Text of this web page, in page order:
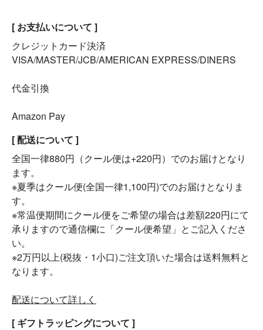
[ お支払いについて ]
クレジットカード決済
VISA/MASTER/JCB/AMERICAN EXPRESS/DINERS
代金引換
Amazon Pay
[ 配送について ]
全国一律880円（クール便は+220円）でのお届けとなり
ます。
※夏季はクール便(全国一律1,100円)でのお届けとなりま
す。
※常温便期間にクール便をご希望の場合は差額220円にて
承りますので通信欄に「クール便希望」とご記入くださ
い。
※2万円以上(税抜・1小口)ご注文頂いた場合は送料無料と
なります。
配送について詳しく
[ ギフトラッピングについて ]